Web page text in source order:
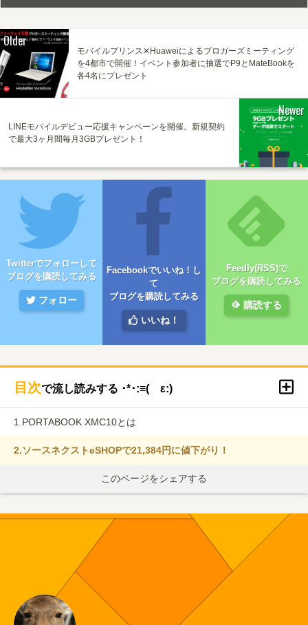
Older
モバイルプリンス✕Huaweiによるブロガーズミーティング
を4都市で開催！イベント参加者に抽選でP9とMateBookを
各4名にプレゼント
LINEモバイルデビュー応援キャンペーンを開催。新規契約
で最大3ヶ月間毎月3GBプレゼント！
Newer
Twitterでフォローして
ブログを購読してみる
フォロー
Facebookでいいね！し
て
ブログを購読してみる
いいね！
Feedly(RSS)で
ブログを購読してみる
購読する
目次で流し読みする ･*･:≡( ε:)
1.PORTABOOK XMC10とは
2.ソースネクストeSHOPで21,384円に値下がり！
このページをシェアする